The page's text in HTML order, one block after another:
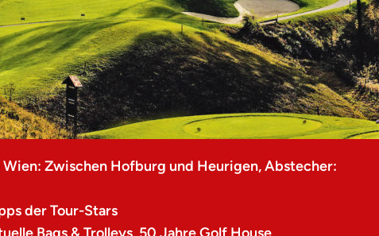
Wien: Zwischen Hofburg und Heurigen, Abstecher:
der Tour-Stars